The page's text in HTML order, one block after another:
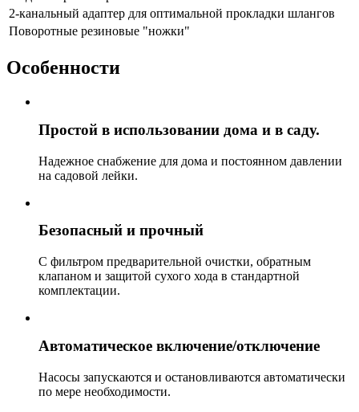
2-канальный адаптер для оптимальной прокладки шлангов
Поворотные резиновые "ножки"
Особенности
Простой в использовании дома и в саду.
Надежное снабжение для дома и постоянном давлении
на садовой лейки.
Безопасный и прочный
С фильтром предварительной очистки, обратным
клапаном и защитой сухого хода в стандартной
комплектации.
Автоматическое включение/отключение
Насосы запускаются и остановливаются автоматически
по мере необходимости.